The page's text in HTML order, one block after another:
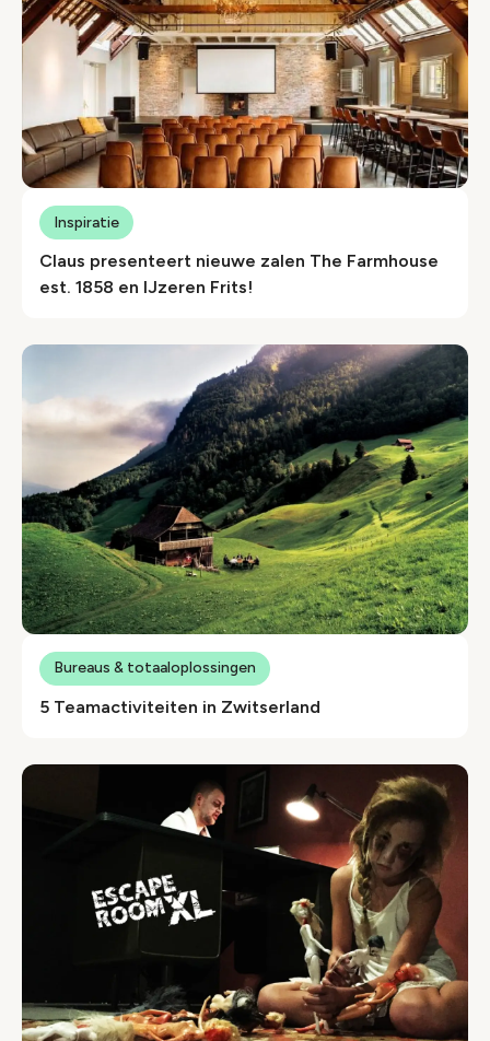
Claus presenteert nieuwe zalen The Farmhouse
est. 1858 en IJzeren Frits!
Inspiratie
5 Teamactiviteiten in Zwitserland
Bureaus & totaaloplossingen